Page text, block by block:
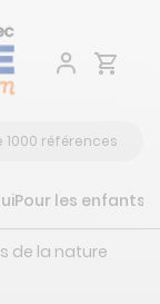
Aller
Pour les enfants
de la nature